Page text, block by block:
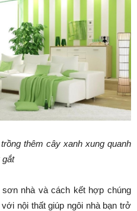
thêm cây xanh xung quanh
gắt
nhà và cách kết hợp chúng
nội thất giúp ngôi nhà bạn trở